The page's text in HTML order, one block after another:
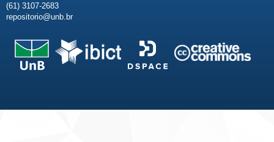
(61) 3107-2683
repositorio@unb.br